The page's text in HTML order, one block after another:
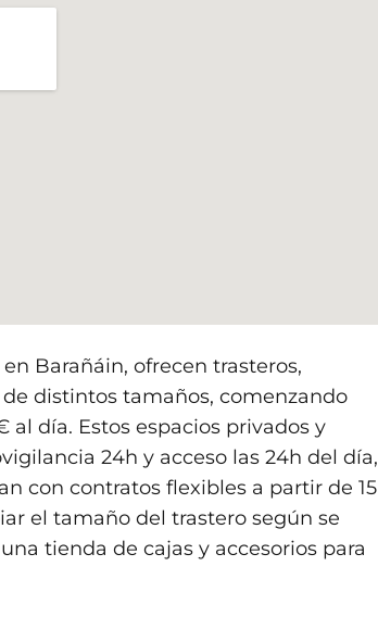
en Barañáin, ofrecen trasteros,
distintos tamaños, comenzando
al día. Estos espacios privados y
24h y acceso las 24h del día,
con contratos flexibles a partir de 15
el tamaño del trastero según se
tienda de cajas y accesorios para